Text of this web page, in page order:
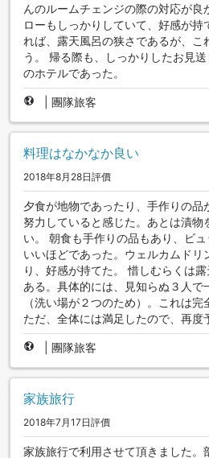
んのルームチェンジの際の対応が良
ローもしっかりしていて、好感が持
れば、露天風呂の狭さであるが、こ
う。 帰る際も、しっかりしたお見
のホテルであった。
團隊旅客
料理はなかなか良い
2018年8月28日評價
夕食が地物であったり、手作りの品
努力していると感じた。あとは漬物
い。 朝食も手作りの品もあり、ビ
いいほどであった。ウェルカムドリ
り、好感が持てた。 惜しむらくは
ある。具体的には、見知らぬ３人で
（洗い場が２つのため）。これは完
ただ、全体には満足したので、再度
團隊旅客
家族旅行
2018年7月17日評價
家族旅行で利用させて頂きました。